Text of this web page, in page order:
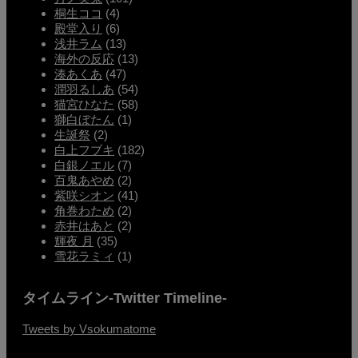
桐生ココ (4)
殿堂入り (6)
浅井ラム (13)
海外の反応 (13)
湊あくあ (47)
潤羽るしあ (54)
猫宮ひなた (58)
獅白ぼたん (1)
生誕祭 (2)
白上フブキ (182)
白銀ノエル (7)
百鬼あやめ (2)
紫咲シオン (41)
角巻わため (2)
赤井はあと (2)
輝夜 月 (35)
雪花ラミィ (1)
タイムライン-Twitter Timeline-
Tweets by Vsokumatome